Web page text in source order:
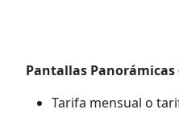
Pantallas
Tarifa mensual o t